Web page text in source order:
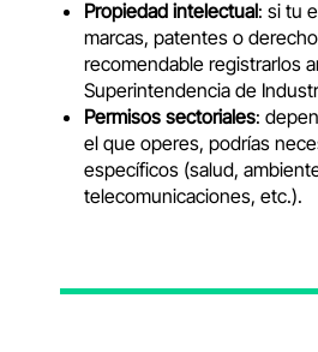
Propiedad intelectual: si tu
marcas, patentes o
recomendable registrarlos
Superintendencia de
Permisos sectoriales:
el que operes, podrías
específicos (salud,
telecomunicaciones, etc.).